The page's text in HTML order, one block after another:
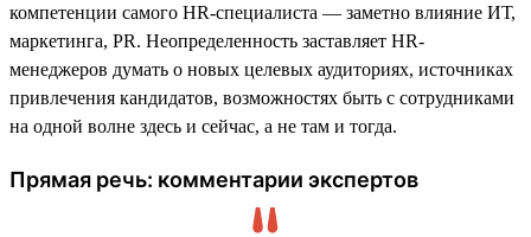
компетенции самого HR-специалиста — заметно влияние ИТ,
маркетинга, PR. Неопределенность заставляет HR-
менеджеров думать о новых целевых аудиториях, источниках
привлечения кандидатов, возможностях быть с сотрудниками
на одной волне здесь и сейчас, а не там и тогда.
Прямая речь: комментарии экспертов